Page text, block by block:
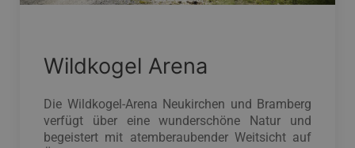
Wildkogel Arena
Die Wildkogel-Arena Neukirchen und Bramberg
verfügt über eine wunderschöne Natur und
begeistert mit atemberaubender Weitsicht auf